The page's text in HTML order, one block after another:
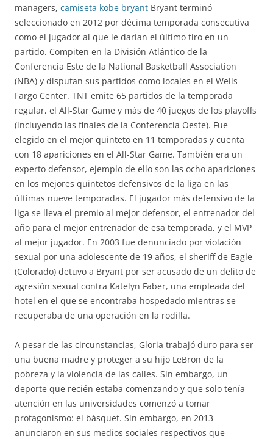
managers, camiseta kobe bryant Bryant terminó
seleccionado en 2012 por décima temporada consecutiva
como el jugador al que le darían el último tiro en un
partido. Compiten en la División Atlántico de la
Conferencia Este de la National Basketball Association
(NBA) y disputan sus partidos como locales en el Wells
Fargo Center. TNT emite 65 partidos de la temporada
regular, el All-Star Game y más de 40 juegos de los playoffs
(incluyendo las finales de la Conferencia Oeste). Fue
elegido en el mejor quinteto en 11 temporadas y cuenta
con 18 apariciones en el All-Star Game. También era un
experto defensor, ejemplo de ello son las ocho apariciones
en los mejores quintetos defensivos de la liga en las
últimas nueve temporadas. El jugador más defensivo de la
liga se lleva el premio al mejor defensor, el entrenador del
año para el mejor entrenador de esa temporada, y el MVP
al mejor jugador. En 2003 fue denunciado por violación
sexual por una adolescente de 19 años, el sheriff de Eagle
(Colorado) detuvo a Bryant por ser acusado de un delito de
agresión sexual contra Katelyn Faber, una empleada del
hotel en el que se encontraba hospedado mientras se
recuperaba de una operación en la rodilla.
A pesar de las circunstancias, Gloria trabajó duro para ser
una buena madre y proteger a su hijo LeBron de la
pobreza y la violencia de las calles. Sin embargo, un
deporte que recién estaba comenzando y que solo tenía
atención en las universidades comenzó a tomar
protagonismo: el básquet. Sin embargo, en 2013
anunciaron en sus medios sociales respectivos que